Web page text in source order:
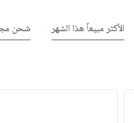
الأكثر مبيعاً هذا الشهر شحن